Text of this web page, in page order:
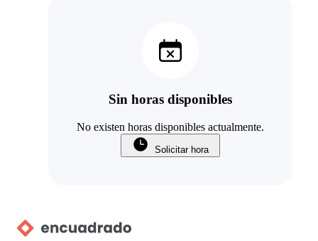
Sin horas disponibles
No existen horas disponibles actualmente.
Solicitar hora